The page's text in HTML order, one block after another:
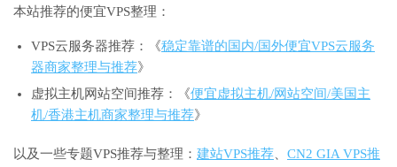
本站推荐的便宜VPS整理：
VPS云服务器推荐：《稳定靠谱的国内/国外便宜VPS云服务
器商家整理与推荐》
虚拟主机网站空间推荐：《便宜虚拟主机/网站空间/美国主
机/香港主机商家整理与推荐》
以及一些专题VPS推荐与整理： 建站VPS推荐、 CN2 GIA VPS推